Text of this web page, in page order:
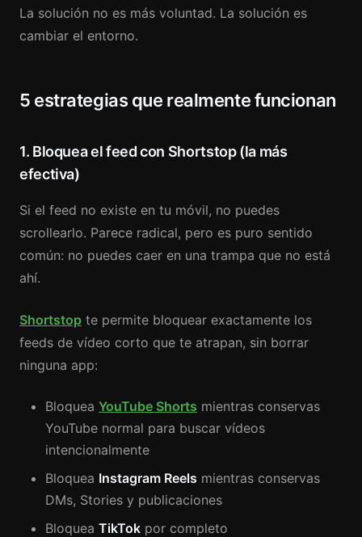
La solución no es más voluntad. La solución es
cambiar el entorno.
5 estrategias que realmente funcionan
1. Bloquea el feed con Shortstop (la más
efectiva)
Si el feed no existe en tu móvil, no puedes
scrollearlo. Parece radical, pero es puro sentido
común: no puedes caer en una trampa que no está
ahí.
Shortstop te permite bloquear exactamente los
feeds de vídeo corto que te atrapan, sin borrar
ninguna app:
Bloquea YouTube Shorts mientras conservas
YouTube normal para buscar vídeos
intencionalmente
Bloquea Instagram Reels mientras conservas
DMs, Stories y publicaciones
Bloquea TikTok por completo